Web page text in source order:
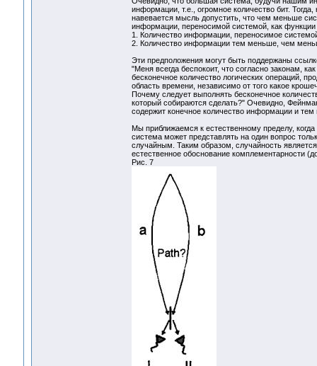
информации, т.е., огромное количество бит.
навевается мысль допустить, что чем меньше
информации, переносимой системой, как
1. Количество информации, переносимое
2. Количество информации тем меньше, чем
Эти предположения могут быть поддержаны
"Меня всегда беспокоит, что согласно законам,
бесконечное количество логических операций,
область времени, независимо от того какое
Почему следует выполнять бесконечное
который собираются сделать?" Очевидно,
содержит конечное количество информации и
Мы приближаемся к естественному пределу,
система может представлять на один вопрос
случайным. Таким образом, случайность
естественное обоснование комплементарности
Рис. 7